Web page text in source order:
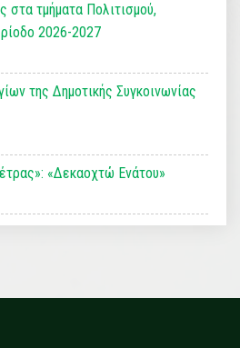
στα τμήματα Πολιτισμού,
2026-2027
της Δημοτικής Συγκοινωνίας
«Δεκαοχτώ Ενάτου»